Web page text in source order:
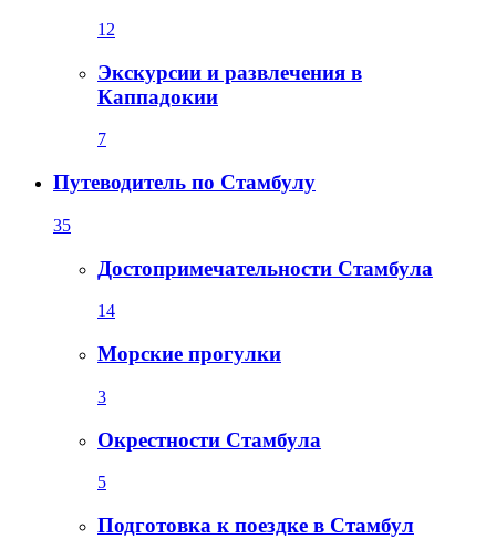
12
Экскурсии и развлечения в
Каппадокии
7
Путеводитель по Стамбулу
35
Достопримечательности Стамбула
14
Морские прогулки
3
Окрестности Стамбула
5
Подготовка к поездке в Стамбул